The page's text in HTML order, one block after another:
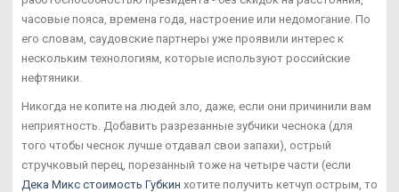
часовые пояса, времена года, настроение или недомогание. По
его словам, саудовские партнеры уже проявили интерес к
нескольким технологиям, которые используют российские
нефтяники.
Никогда не копите на людей зло, даже, если они причинили вам
неприятность. Добавить разрезанные зубчики чеснока (для
того чтобы чеснок лучше отдавал свои запахи), острый
стручковый перец, порезанный тоже на четыре части (если
Дека Микс стоимость Губкин хотите получить кетчуп острым, то